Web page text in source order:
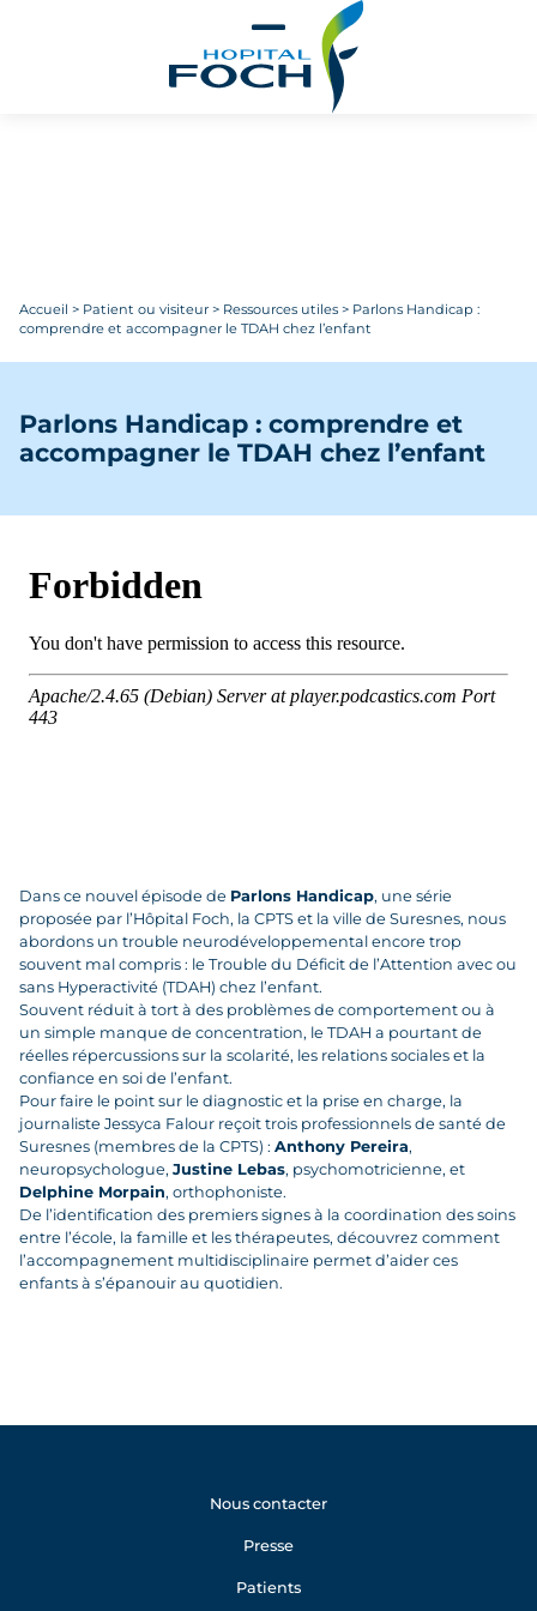
Accueil > Patient ou visiteur > Ressources utiles > Parlons Handicap :
comprendre et accompagner le TDAH chez l’enfant
Parlons Handicap : comprendre et
accompagner le TDAH chez l’enfant
Dans ce nouvel épisode de Parlons Handicap, une série
proposée par l’Hôpital Foch, la CPTS et la ville de Suresnes, nous
abordons un trouble neurodéveloppemental encore trop
souvent mal compris : le Trouble du Déficit de l’Attention avec ou
sans Hyperactivité (TDAH) chez l’enfant.
Souvent réduit à tort à des problèmes de comportement ou à
un simple manque de concentration, le TDAH a pourtant de
réelles répercussions sur la scolarité, les relations sociales et la
confiance en soi de l’enfant.
Pour faire le point sur le diagnostic et la prise en charge, la
journaliste Jessyca Falour reçoit trois professionnels de santé de
Suresnes (membres de la CPTS) : Anthony Pereira,
neuropsychologue, Justine Lebas, psychomotricienne, et
Delphine Morpain, orthophoniste.
De l’identification des premiers signes à la coordination des soins
entre l’école, la famille et les thérapeutes, découvrez comment
l’accompagnement multidisciplinaire permet d’aider ces
enfants à s’épanouir au quotidien.
Nous contacter
Presse
Patients